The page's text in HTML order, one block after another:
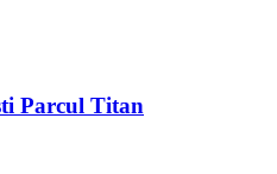
Parcul Titan